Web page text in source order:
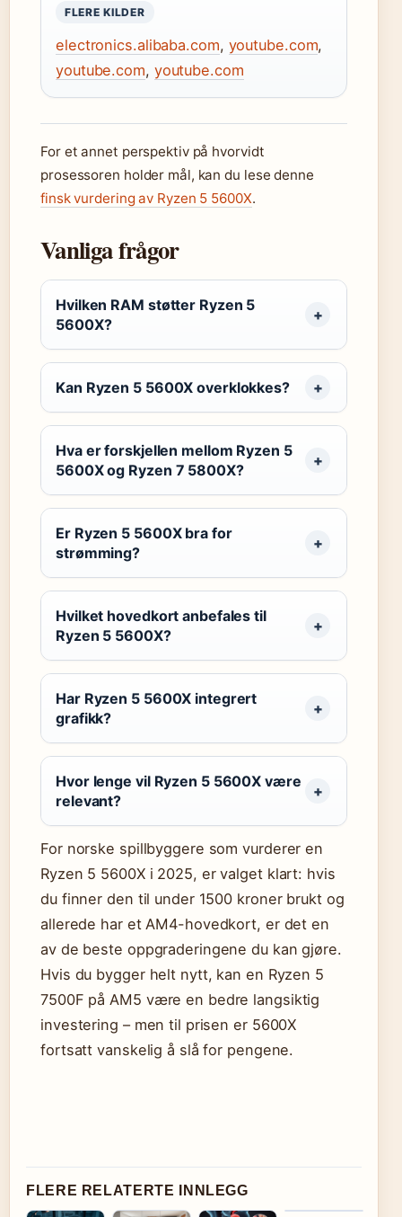
FLERE KILDER
electronics.alibaba.com, youtube.com,
youtube.com, youtube.com
For et annet perspektiv på hvorvidt
prosessoren holder mål, kan du lese denne
finsk vurdering av Ryzen 5 5600X.
Vanliga frågor
Hvilken RAM støtter Ryzen 5
5600X?
Kan Ryzen 5 5600X overklokkes?
Hva er forskjellen mellom Ryzen 5
5600X og Ryzen 7 5800X?
Er Ryzen 5 5600X bra for
strømming?
Hvilket hovedkort anbefales til
Ryzen 5 5600X?
Har Ryzen 5 5600X integrert
grafikk?
Hvor lenge vil Ryzen 5 5600X være
relevant?
For norske spillbyggere som vurderer en
Ryzen 5 5600X i 2025, er valget klart: hvis
du finner den til under 1500 kroner brukt og
allerede har et AM4-hovedkort, er det en
av de beste oppgraderingene du kan gjøre.
Hvis du bygger helt nytt, kan en Ryzen 5
7500F på AM5 være en bedre langsiktig
investering – men til prisen er 5600X
fortsatt vanskelig å slå for pengene.
FLERE RELATERTE INNLEGG